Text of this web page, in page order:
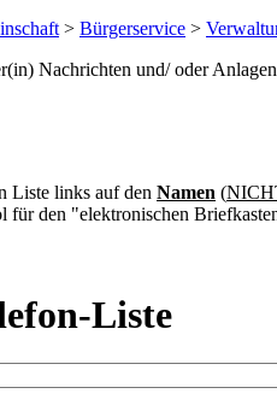
> Bürgerservice >
Nachrichten und/ oder
Liste links auf den Namen (
für den "elektronischen
Liste